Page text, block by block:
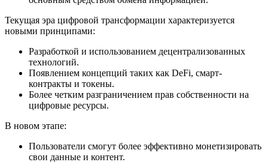
Текущая эра цифровой трансформации характеризуется
новыми принципами:
Разработкой и использованием децентрализованных
технологий.
Появлением концепций таких как DeFi, смарт-
контракты и токены.
Более четким разграничением прав собственности на
цифровые ресурсы.
В новом этапе:
Пользователи смогут более эффективно монетизировать
свои данные и контент.